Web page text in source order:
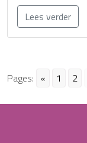
Lees verder
Pages: « 1 2